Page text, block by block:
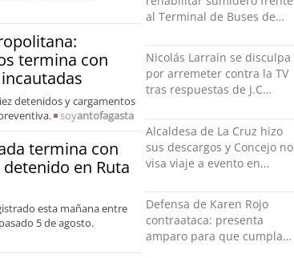
termina con
detenidos y cargamentos
soyantofagasta
termina con
en Ruta
esta mañana entre
5 de agosto.
al Terminal de Buses de
Nicolás Larraín se disculpa
por arremeter contra la TV
tras respuestas de J.C
Alcaldesa de La Cruz hizo
sus descargos y Concejo no
visa viaje a evento en
grabación con abuso
sexual infantil
Defensa de Karen Rojo
contraataca: presenta
amparo para que cumpla